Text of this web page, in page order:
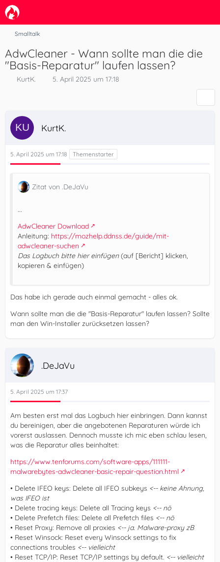
Smalltalk
AdwCleaner - Wann sollte man die die
"Basis-Reparatur" laufen lassen?
KurtK. 5. April 2025 um 17:18
KurtK.
5. April 2025 um 17:18
Zitat von .DeJaVu
...
AdwCleaner Download
Anleitung: https://mozhelp.ddnss.de/guide/mit-
adwcleaner-suchen
Das Logbuch bitte hier einfügen(auf [Bericht] klicken,
kopieren & einfügen)
Das habe ich gerade auch einmal gemacht - alles ok.
Wann sollte man die die "Basis-Reparatur" laufen lassen? Sollte
man den Win-Installer zurücksetzen lassen?
.DeJaVu
5. April 2025 um 17:37
Am besten erst mal das Logbuch hier einbringen. Dann kannst
du bereinigen, aber die angebotenen Reparaturen würde ich
vorerst auslassen. Dennoch musste ich mic eben schlau lesen,
was die Reparatur alles beinhaltet:
https://www.tenforums.com/software-apps/111111-
malwarebytes-adwcleaner-basic-repair-question.html
• Delete IFEO keys: Delete all IFEO subkeys <-- keine Ahnung,
was IFEO ist
• Delete tracing keys: Delete all Tracing keys <-- nö
• Delete Prefetch files: Delete all Prefetch files <-- nö
• Reset Proxy: Remove all proxies <-- ja. Malware-proxy zB
• Reset Winsock: Reset every Winsock settings to fix
connections troubles <-- vielleicht
• Reset TCP/IP: Reset TCP/IP settings by default. <-- vielleicht